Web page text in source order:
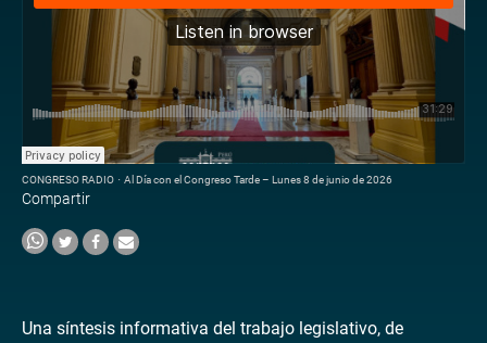
CONGRESO RADIO · Al Día con el Congreso Tarde – Lunes 8 de junio de 2026
Compartir
Una síntesis informativa del trabajo legislativo, de